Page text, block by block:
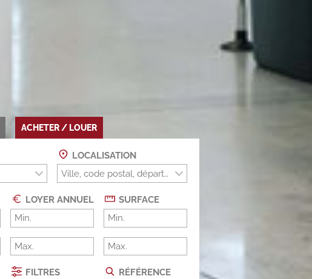
ACHETER / LOUER
LOCALISATION
LOYER ANNUEL SURFACE
FILTRES
RÉFÉRENCE